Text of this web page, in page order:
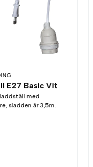
E27 Basic Vit
med
sladden är 3,5m.